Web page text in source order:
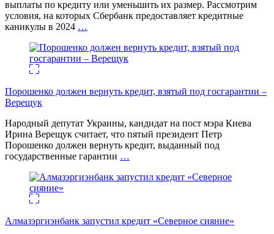
выплаты по кредиту или уменьшить их размер. Рассмотрим
условия, на которых Сбербанк предоставляет кредитные
каникулы в 2024 …
Порошенко должен вернуть кредит, взятый под госгарантии –
Верещук
Народный депутат Украины, кандидат на пост мэра Киева
Ирина Верещук считает, что пятый президент Петр
Порошенко должен вернуть кредит, выданный под
государственные гарантии …
Алмазэргиэнбанк запустил кредит «Северное сияние»